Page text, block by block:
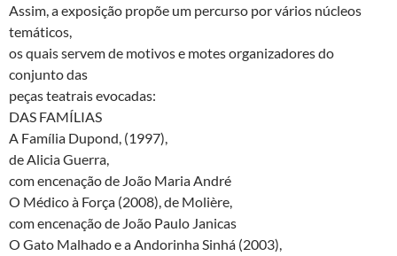
Assim, a exposição propõe um percurso por vários núcleos
temáticos,
os quais servem de motivos e motes organizadores do
conjunto das
peças teatrais evocadas:
DAS FAMÍLIAS
A Família Dupond, (1997),
de Alicia Guerra,
com encenação de João Maria André
O Médico à Força (2008), de Molière,
com encenação de João Paulo Janicas
O Gato Malhado e a Andorinha Sinhá (2003),